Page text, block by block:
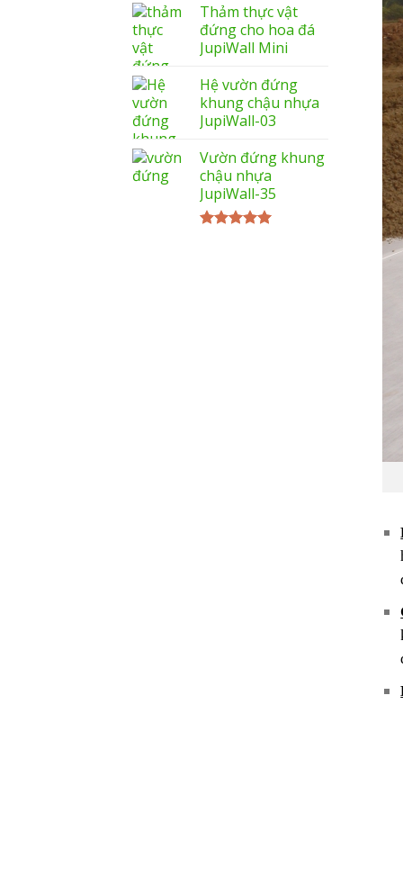
Thảm thực vật
đứng cho hoa đá
JupiWall Mini
Hệ vườn đứng
khung chậu nhựa
JupiWall-03
Vườn đứng khung
chậu nhựa
JupiWall-35